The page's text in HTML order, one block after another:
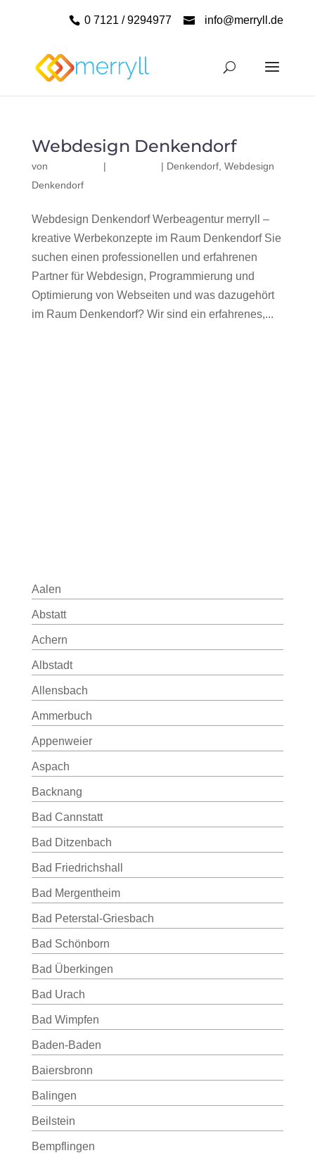
0 7121 / 9294977 info@merryll.de
Webdesign Denkendorf
von | | Denkendorf, Webdesign
Denkendorf
Webdesign Denkendorf Werbeagentur merryll –
kreative Werbekonzepte im Raum Denkendorf Sie
suchen einen professionellen und erfahrenen
Partner für Webdesign, Programmierung und
Optimierung von Webseiten und was dazugehört
im Raum Denkendorf? Wir sind ein erfahrenes,...
Aalen
Abstatt
Achern
Albstadt
Allensbach
Ammerbuch
Appenweier
Aspach
Backnang
Bad Cannstatt
Bad Ditzenbach
Bad Friedrichshall
Bad Mergentheim
Bad Peterstal-Griesbach
Bad Schönborn
Bad Überkingen
Bad Urach
Bad Wimpfen
Baden-Baden
Baiersbronn
Balingen
Beilstein
Bempflingen